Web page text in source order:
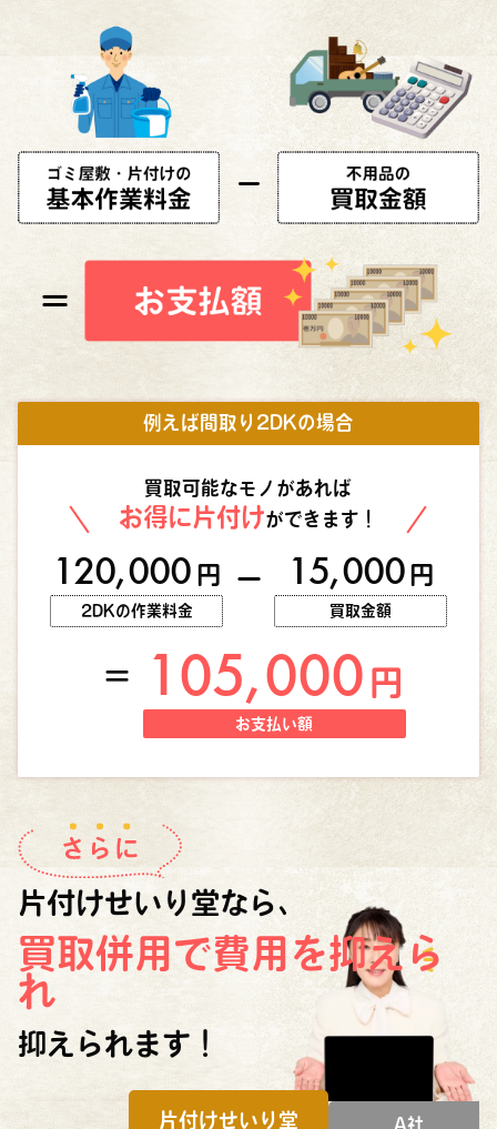
例えば間取り2DKの場合
買取可能なモノがあれば
お得に片付けができます！
120,000 円
2DKの作業料金
ー 15,000 円
買取金額
＝ 105,000 円
お支払い額
片付けせいり堂なら、
買取併用で費用を抑えら
れ
抑えられます！
片付けせいり堂 A社